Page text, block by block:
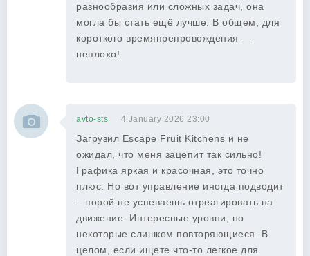
разнообразия или сложных задач, она
могла бы стать ещё лучше. В общем, для
короткого времяпрепровождения —
неплохо!
avto-sts 4 January 2026 23:00
Загрузил Escape Fruit Kitchens и не
ожидал, что меня зацепит так сильно!
Графика яркая и красочная, это точно
плюс. Но вот управление иногда подводит
– порой не успеваешь отреагировать на
движение. Интересные уровни, но
некоторые слишком повторяющиеся. В
целом, если ищете что-то легкое для